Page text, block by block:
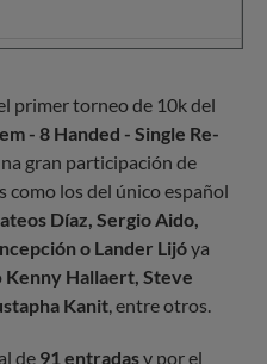
primer torneo de 10k del
- 8 Handed - Single Re-
gran participación de
como los del único español
Díaz, Sergio Aido,
o Lander Lijóya
Kenny Hallaert, Steve
Kanit , entre otros.
de 91 entradasy por el